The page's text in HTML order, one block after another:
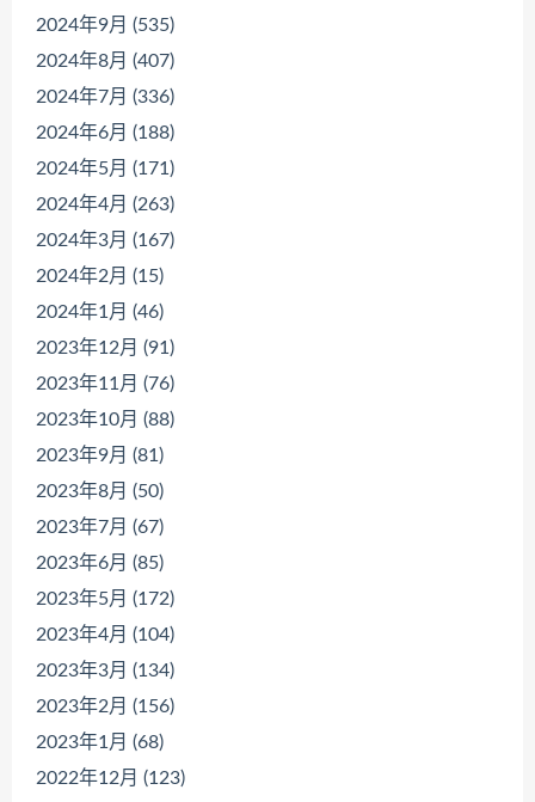
2024年9月 (535)
2024年8月 (407)
2024年7月 (336)
2024年6月 (188)
2024年5月 (171)
2024年4月 (263)
2024年3月 (167)
2024年2月 (15)
2024年1月 (46)
2023年12月 (91)
2023年11月 (76)
2023年10月 (88)
2023年9月 (81)
2023年8月 (50)
2023年7月 (67)
2023年6月 (85)
2023年5月 (172)
2023年4月 (104)
2023年3月 (134)
2023年2月 (156)
2023年1月 (68)
2022年12月 (123)